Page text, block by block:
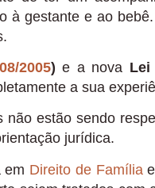
à gestante e ao
2005) e a nova Lei
a sua
estão sendo
jurídica.
em Direito de Família